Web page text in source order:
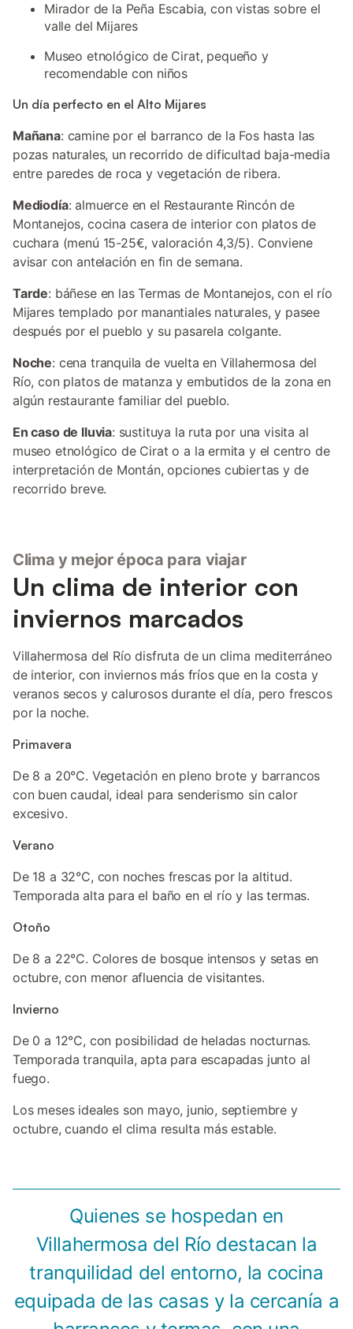
Mirador de la Peña Escabia, con vistas sobre el
valle del Mijares
Museo etnológico de Cirat, pequeño y
recomendable con niños
Un día perfecto en el Alto Mijares
Mañana: camine por el barranco de la Fos hasta las
pozas naturales, un recorrido de dificultad baja-media
entre paredes de roca y vegetación de ribera.
Mediodía: almuerce en el Restaurante Rincón de
Montanejos, cocina casera de interior con platos de
cuchara (menú 15-25€, valoración 4,3/5). Conviene
avisar con antelación en fin de semana.
Tarde: báñese en las Termas de Montanejos, con el río
Mijares templado por manantiales naturales, y pasee
después por el pueblo y su pasarela colgante.
Noche: cena tranquila de vuelta en Villahermosa del
Río, con platos de matanza y embutidos de la zona en
algún restaurante familiar del pueblo.
En caso de lluvia: sustituya la ruta por una visita al
museo etnológico de Cirat o a la ermita y el centro de
interpretación de Montán, opciones cubiertas y de
recorrido breve.
Clima y mejor época para viajar
Un clima de interior con
inviernos marcados
Villahermosa del Río disfruta de un clima mediterráneo
de interior, con inviernos más fríos que en la costa y
veranos secos y calurosos durante el día, pero frescos
por la noche.
Primavera
De 8 a 20°C. Vegetación en pleno brote y barrancos
con buen caudal, ideal para senderismo sin calor
excesivo.
Verano
De 18 a 32°C, con noches frescas por la altitud.
Temporada alta para el baño en el río y las termas.
Otoño
De 8 a 22°C. Colores de bosque intensos y setas en
octubre, con menor afluencia de visitantes.
Invierno
De 0 a 12°C, con posibilidad de heladas nocturnas.
Temporada tranquila, apta para escapadas junto al
fuego.
Los meses ideales son mayo, junio, septiembre y
octubre, cuando el clima resulta más estable.
Quienes se hospedan en
Villahermosa del Río destacan la
tranquilidad del entorno, la cocina
equipada de las casas y la cercanía a